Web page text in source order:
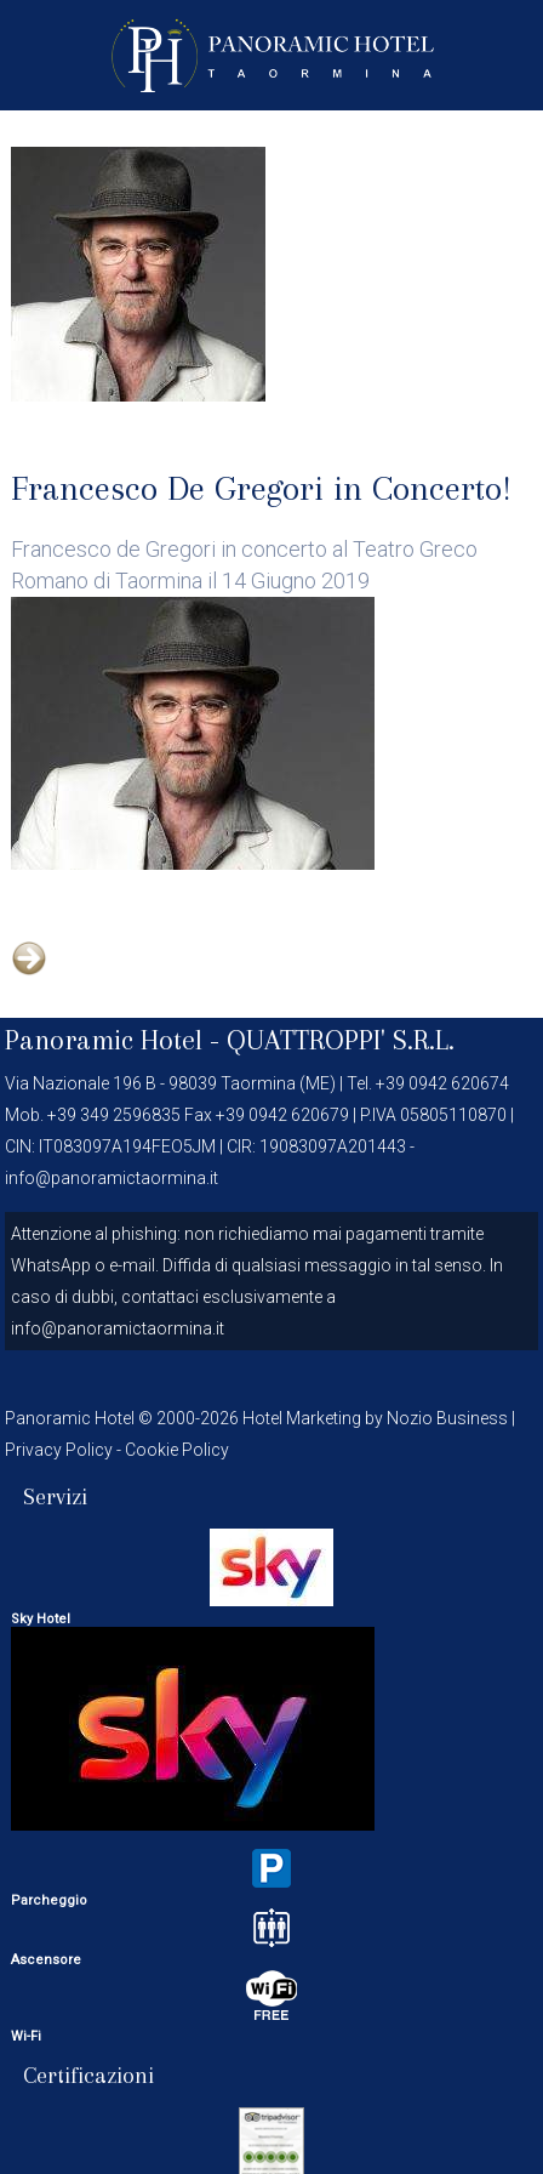
Francesco De Gregori in Concerto!
Francesco de Gregori in concerto al Teatro Greco
Romano di Taormina il 14 Giugno 2019
Panoramic Hotel - QUATTROPPI' S.R.L.
Via Nazionale 196 B - 98039 Taormina (ME) | Tel. +39 0942 620674
Mob. +39 349 2596835 Fax +39 0942 620679 | P.IVA 05805110870 |
CIN: IT083097A194FEO5JM | CIR: 19083097A201443 -
info@panoramictaormina.it
Attenzione al phishing: non richiediamo mai pagamenti tramite
WhatsApp o e-mail. Diffida di qualsiasi messaggio in tal senso. In
caso di dubbi, contattaci esclusivamente a
info@panoramictaormina.it
Panoramic Hotel © 2000-2026 Hotel Marketing by Nozio Business
Privacy Policy- Cookie Policy
Servizi
Sky Hotel
Parcheggio
Ascensore
Wi-Fi
Certificazioni